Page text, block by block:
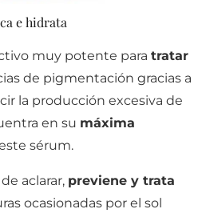
e hidrata
muy potente para tratar
de pigmentación gracias a
la producción excesiva de
en su máxima
sérum.
aclarar, previene y trata
ocasionadas por el sol